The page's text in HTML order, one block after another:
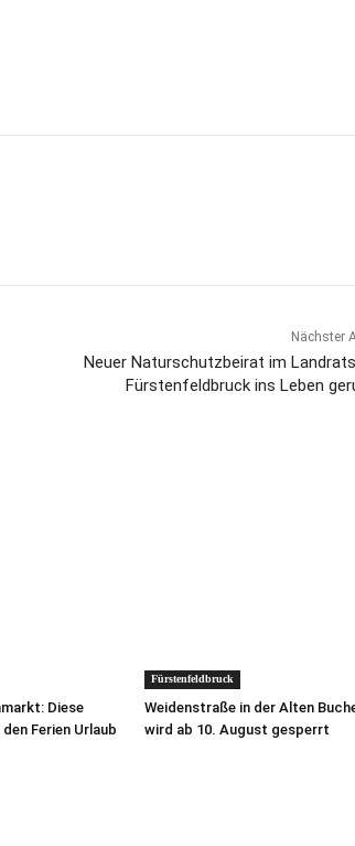
Nächster
Neuer Naturschutzbeirat im
Fürstenfeldbruck ins Leben
Diese
Ferien Urlaub
Fürstenfeldbruck
Weidenstraße in der Alten
wird ab 10. August gesperrt